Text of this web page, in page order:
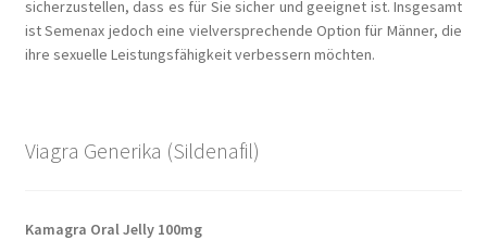
sicherzustellen, dass es für Sie sicher und geeignet ist. Insgesamt
ist Semenax jedoch eine vielversprechende Option für Männer, die
ihre sexuelle Leistungsfähigkeit verbessern möchten.
Viagra Generika (Sildenafil)
Kamagra Oral Jelly 100mg